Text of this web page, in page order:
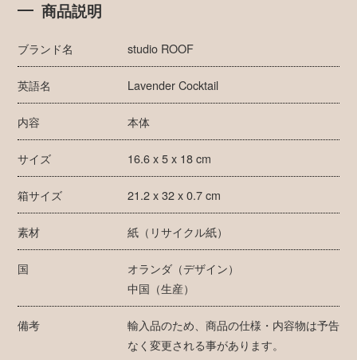
商品説明
ブランド名 studio ROOF
英語名 Lavender Cocktail
内容 本体
サイズ 16.6 x 5 x 18 cm
箱サイズ 21.2 x 32 x 0.7 cm
素材 紙（リサイクル紙）
国
オランダ（デザイン）
中国（生産）
備考
輸入品のため、商品の仕様・内容物は予告
なく変更される事があります。